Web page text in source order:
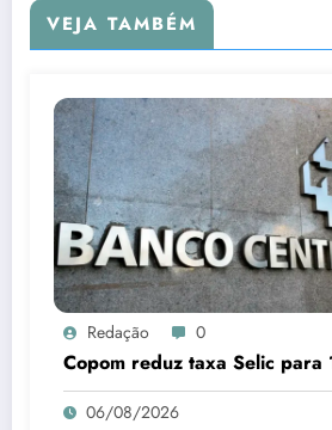
VEJA TAMBÉM
Redação 0
Copom reduz taxa Selic para
06/08/2026